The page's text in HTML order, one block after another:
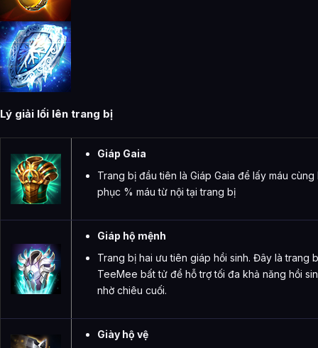
Lý giải lối lên trang bị
Giáp Gaia
Trang bị đầu tiên là Giáp Gaia để lấy máu
phục % máu từ nội tại trang bị
Giáp hộ mệnh
Trang bị hai ưu tiên giáp hồi sinh. Đây là trang
TeeMee bất tử để hỗ trợ tối đa khả năng hồi
nhờ chiêu cuối.
Giày hộ vệ